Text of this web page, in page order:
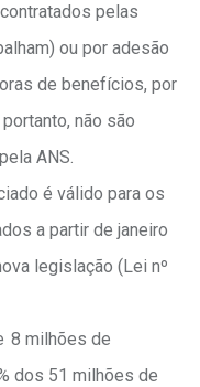
pelas
ou por adesão
de benefícios, por
não são
ANS.
é válido para os
a partir de janeiro
legislação (Lei nº
8 milhões de
dos 51 milhões de